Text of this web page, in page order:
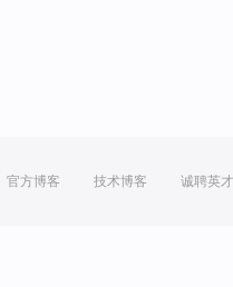
官方博客 技术博客 诚聘英才